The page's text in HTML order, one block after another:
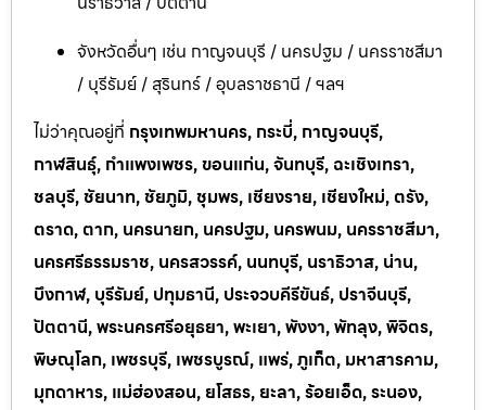
จังหวัดอื่นๆ เช่น กาญจนบุรี / นครปฐม / นครราชสีมา
/ บุรีรัมย์ / สุรินทร์ / อุบลราชธานี / ฯลฯ
ไม่ว่าคุณอยู่ที่ กรุงเทพมหานคร, กระบี่, กาญจนบุรี,
กาฬสินธุ์, กำแพงเพชร, ขอนแก่น, จันทบุรี, ฉะเชิงเทรา,
ชลบุรี, ชัยนาท, ชัยภูมิ, ชุมพร, เชียงราย, เชียงใหม่, ตรัง,
ตราด, ตาก, นครนายก, นครปฐม, นครพนม, นครราชสีมา,
นครศรีธรรมราช, นครสวรรค์, นนทบุรี, นราธิวาส, น่าน,
บึงกาฬ, บุรีรัมย์, ปทุมธานี, ประจวบคีรีขันธ์, ปราจีนบุรี,
ปัตตานี, พระนครศรีอยุธยา, พะเยา, พังงา, พัทลุง, พิจิตร,
พิษณุโลก, เพชรบุรี, เพชรบูรณ์, แพร่, ภูเก็ต, มหาสารคาม,
มุกดาหาร, แม่ฮ่องสอน, ยโสธร, ยะลา, ร้อยเอ็ด, ระนอง,